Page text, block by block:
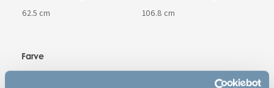
62.5 cm 106.8 cm
Farve